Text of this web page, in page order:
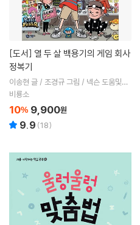
[도서]
정복기
이송현 글 / 조경규 그림 / 넥슨 도움및감
수
비룡소
10% 9,900원
9.9 (18)